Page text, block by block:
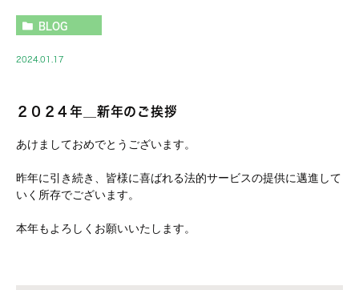
BLOG
2024.01.17
２０２４年＿新年のご挨拶
あけましておめでとうございます。
昨年に引き続き、皆様に喜ばれる法的サービスの提供に邁進して
いく所存でございます。
本年もよろしくお願いいたします。